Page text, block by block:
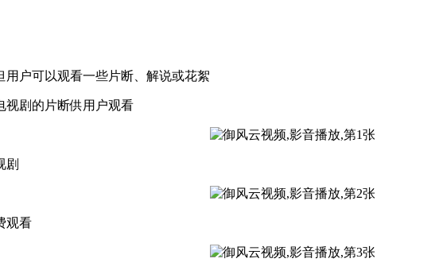
户可以观看一些片断、解说或花絮
视剧的片断供用户观看
剧
观看